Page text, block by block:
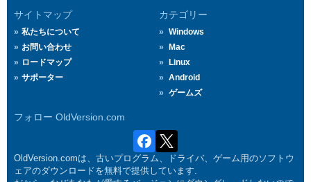
サイトマップ
私たちについて
お問い合わせ
ロードマップ
サポーター
カテゴリー
Windows
Mac
Linux
Android
ゲームズ
フォロー OldVersion.com
OldVersion.comは、古いプログラム、ドライバ、ゲーム用のソフトウ
ェアのダウンロードを無料で提供しています.